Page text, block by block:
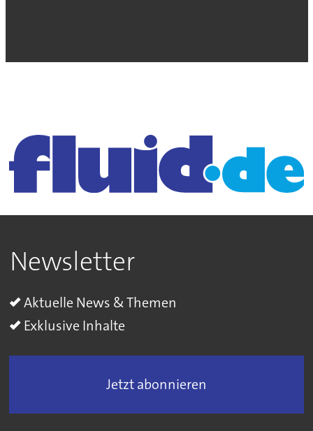
Newsletter
Aktuelle News & Themen
Exklusive Inhalte
Jetzt abonnieren